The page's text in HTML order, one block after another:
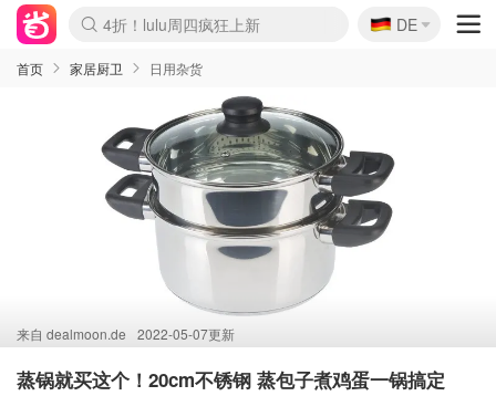
Boticinal 夏促开抢！
4折！lulu周四疯狂上新
还没结束！&OtherStories大促
Joybuy变相75折 随时失效
速领！Stanley独家85折
疑似霸哥！Camper额外叠85折
Zalando 奥莱闪促！每日更新
Moncler反季囤！5折起+叠9折
Coach Brooklyn仅€192
🇩🇪
DE
首页 家居厨卫 日用杂货
来自 dealmoon.de 2022-05-07更新
蒸锅就买这个！20cm不锈钢 蒸包子煮鸡蛋一锅搞定